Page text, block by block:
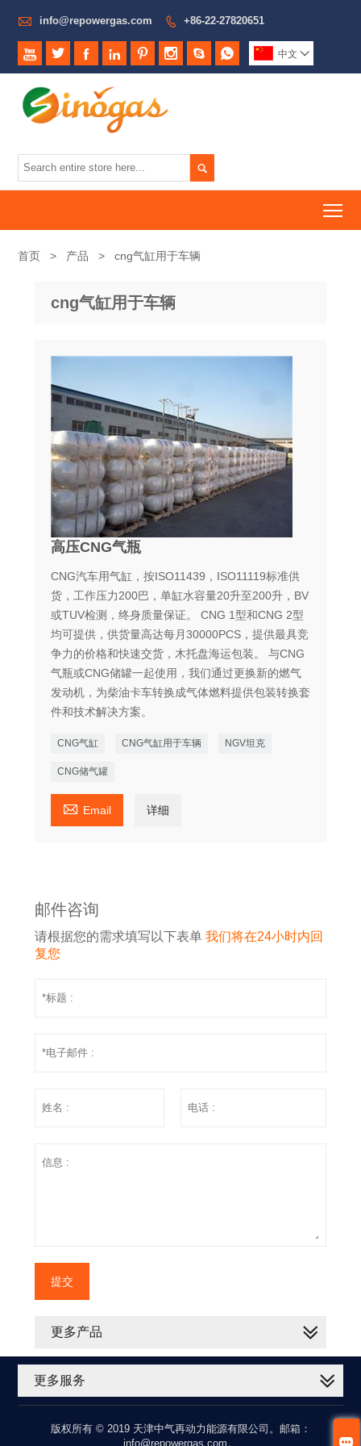

 info@repowergas.com  +86-22-27820651
        中文 

首页 > 产品 > cng气缸用于车辆
cng气缸用于车辆
高压CNG气瓶
CNG汽车用气缸，按ISO11439，ISO11119标准供
货，工作压力200巴，单缸水容量20升至200升，BV
或TUV检测，终身质量保证。 CNG 1型和CNG 2型
均可提供，供货量高达每月30000PCS，提供最具竞
争力的价格和快速交货，木托盘海运包装。 与CNG
气瓶或CNG储罐一起使用，我们通过更换新的燃气
发动机，为柴油卡车转换成气体燃料提供包装转换套
件和技术解决方案。
CNG气缸 CNG气缸用于车辆 NGV坦克
CNG储气罐
 Email 详细
邮件咨询
请根据您的需求填写以下表单 我们将在24小时内回
复您
提交
更多产品
更多服务
版权所有 © 2019 天津中气再动力能源有限公司。邮箱：
info@repowergas.com。